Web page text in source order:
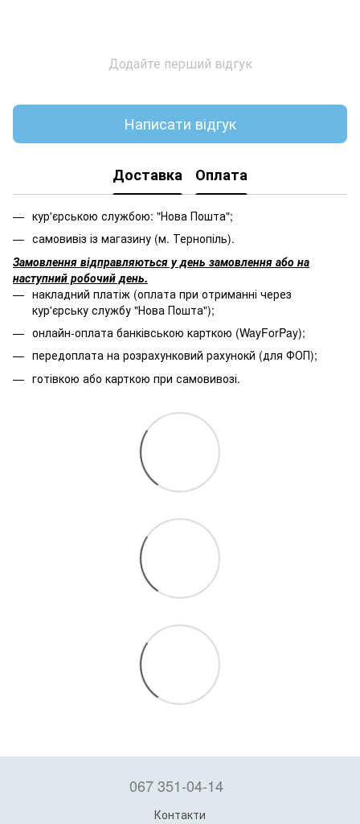
Додайте перший відгук
Написати відгук
Доставка Оплата
кур'єрською службою: "Нова Пошта";
самовивіз із магазину (м. Тернопіль).
Замовлення відправляються у день замовлення або на
наступний робочий день.
накладний платіж (оплата при отриманні через
кур'єрську службу "Нова Пошта");
онлайн-оплата банківською карткою (WayForPay);
передоплата на розрахунковий рахунокй (для ФОП);
готівкою або карткою при самовивозі.
067 351-04-14
Контакти